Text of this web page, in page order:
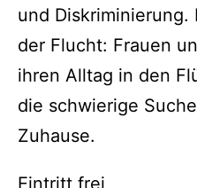
und Diskriminierung.
der Flucht: Frauen
ihren Alltag in den
die schwierige
Zuhause.
Eintritt frei